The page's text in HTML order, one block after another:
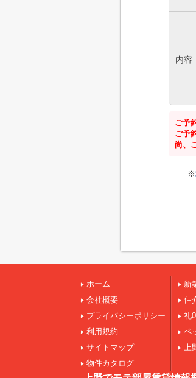
内容
ご予
ご予
尚、
※
ホーム
会社概要
プライバシーポリシー
利用規約
サイトマップ
物件カタログ
新
仲
礼0
ペ
上